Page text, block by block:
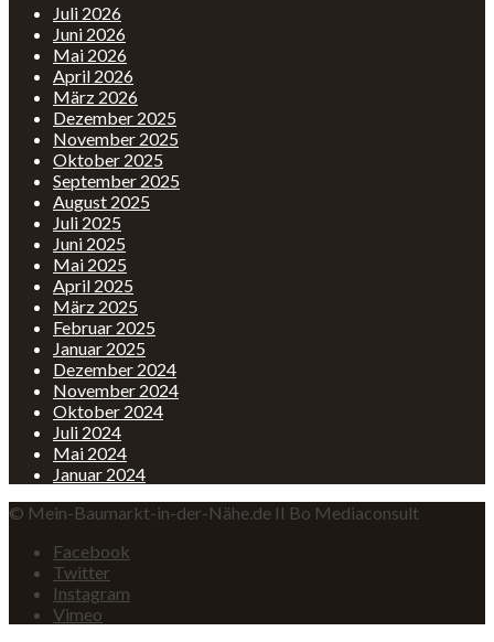
Juli 2026
Juni 2026
Mai 2026
April 2026
März 2026
Dezember 2025
November 2025
Oktober 2025
September 2025
August 2025
Juli 2025
Juni 2025
Mai 2025
April 2025
März 2025
Februar 2025
Januar 2025
Dezember 2024
November 2024
Oktober 2024
Juli 2024
Mai 2024
Januar 2024
© Mein-Baumarkt-in-der-Nähe.de II Bo Mediaconsult
Facebook
Twitter
Instagram
Vimeo